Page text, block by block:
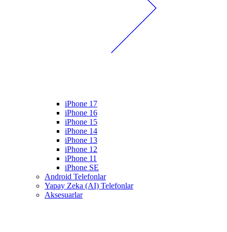
iPhone 17
iPhone 16
iPhone 15
iPhone 14
iPhone 13
iPhone 12
iPhone 11
iPhone SE
Android Telefonlar
Yapay Zeka (AI) Telefonlar
Aksesuarlar